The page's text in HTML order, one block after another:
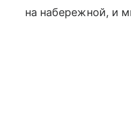
на набережной, и